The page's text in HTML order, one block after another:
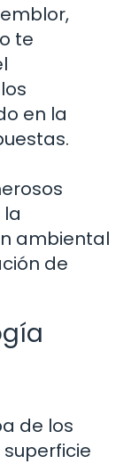
te
en la
ambiental
de
de los